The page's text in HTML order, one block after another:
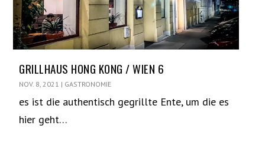
GRILLHAUS HONG KONG / WIEN 6
NOV. 8, 2021 | GASTRONOMIE
es ist die authentisch gegrillte Ente, um die es
hier geht…